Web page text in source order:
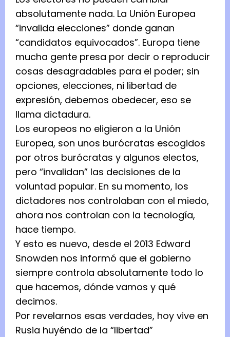
absolutamente nada. La Unión Europea
“invalida elecciones” donde ganan
“candidatos equivocados”. Europa tiene
mucha gente presa por decir o reproducir
cosas desagradables para el poder; sin
opciones, elecciones, ni libertad de
expresión, debemos obedecer, eso se
llama dictadura.
Los europeos no eligieron a la Unión
Europea, son unos burócratas escogidos
por otros burócratas y algunos electos,
pero “invalidan” las decisiones de la
voluntad popular. En su momento, los
dictadores nos controlaban con el miedo,
ahora nos controlan con la tecnología,
hace tiempo.
Y esto es nuevo, desde el 2013 Edward
Snowden nos informó que el gobierno
siempre controla absolutamente todo lo
que hacemos, dónde vamos y qué
decimos.
Por revelarnos esas verdades, hoy vive en
Rusia huyéndo de la “libertad”